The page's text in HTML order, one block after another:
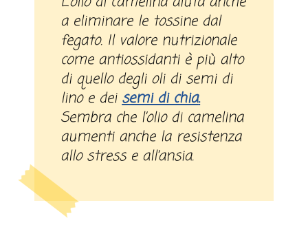
a eliminare le tossine dal
fegato. Il valore nutrizionale
come antiossidanti è più alto
di quello degli oli di semi di
lino e deisemi di chia.
Sembra che l’olio di camelina
aumenti anche la resistenza
allo stress e all’ansia.